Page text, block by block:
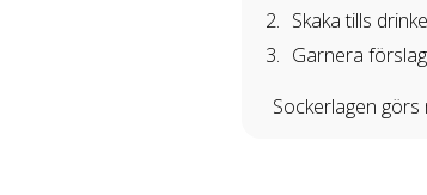
Skaka tills
Garnera
Sockerlagen